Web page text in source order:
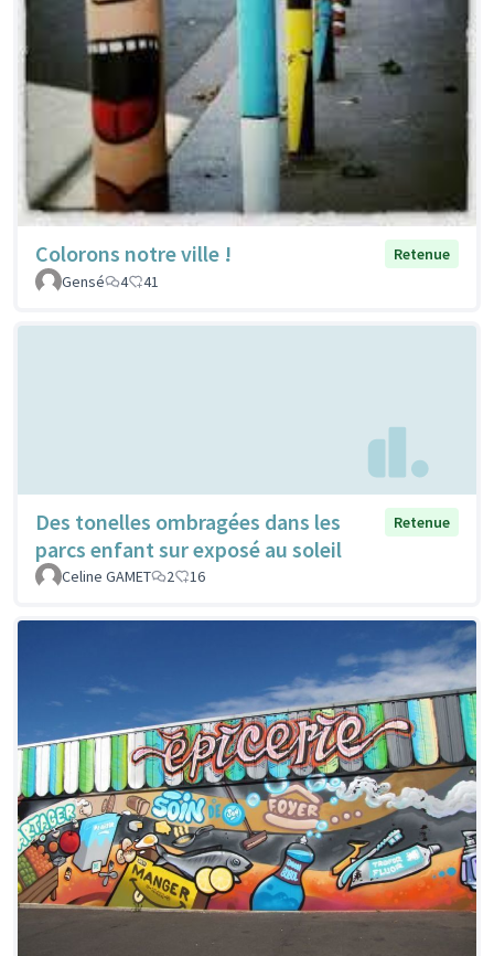
Colorons notre ville !
Retenue
Gensé
4 41
Des tonelles ombragées dans les
parcs enfant sur exposé au soleil
Retenue
Celine GAMET 2 16